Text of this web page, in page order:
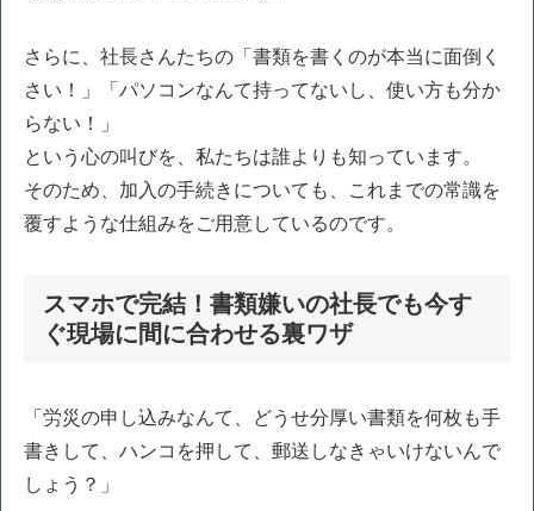
さらに、社長さんたちの「書類を書くのが本当に面倒く
さい！」「パソコンなんて持ってないし、使い方も分か
らない！」
という心の叫びを、私たちは誰よりも知っています。
そのため、加入の手続きについても、これまでの常識を
覆すような仕組みをご用意しているのです。
スマホで完結！書類嫌いの社長でも今す
ぐ現場に間に合わせる裏ワザ
「労災の申し込みなんて、どうせ分厚い書類を何枚も手
書きして、ハンコを押して、郵送しなきゃいけないんで
しょう？」